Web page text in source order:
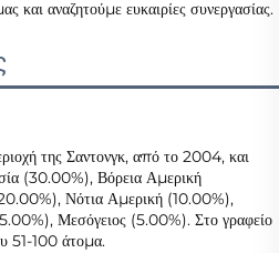
της Σαντονγκ, από το 2004, και
(30.00%), Βόρεια Αμερική
Νότια Αμερική (10.00%),
Μεσόγειος (5.00%). Στο γραφείο
51-100 άτομα.